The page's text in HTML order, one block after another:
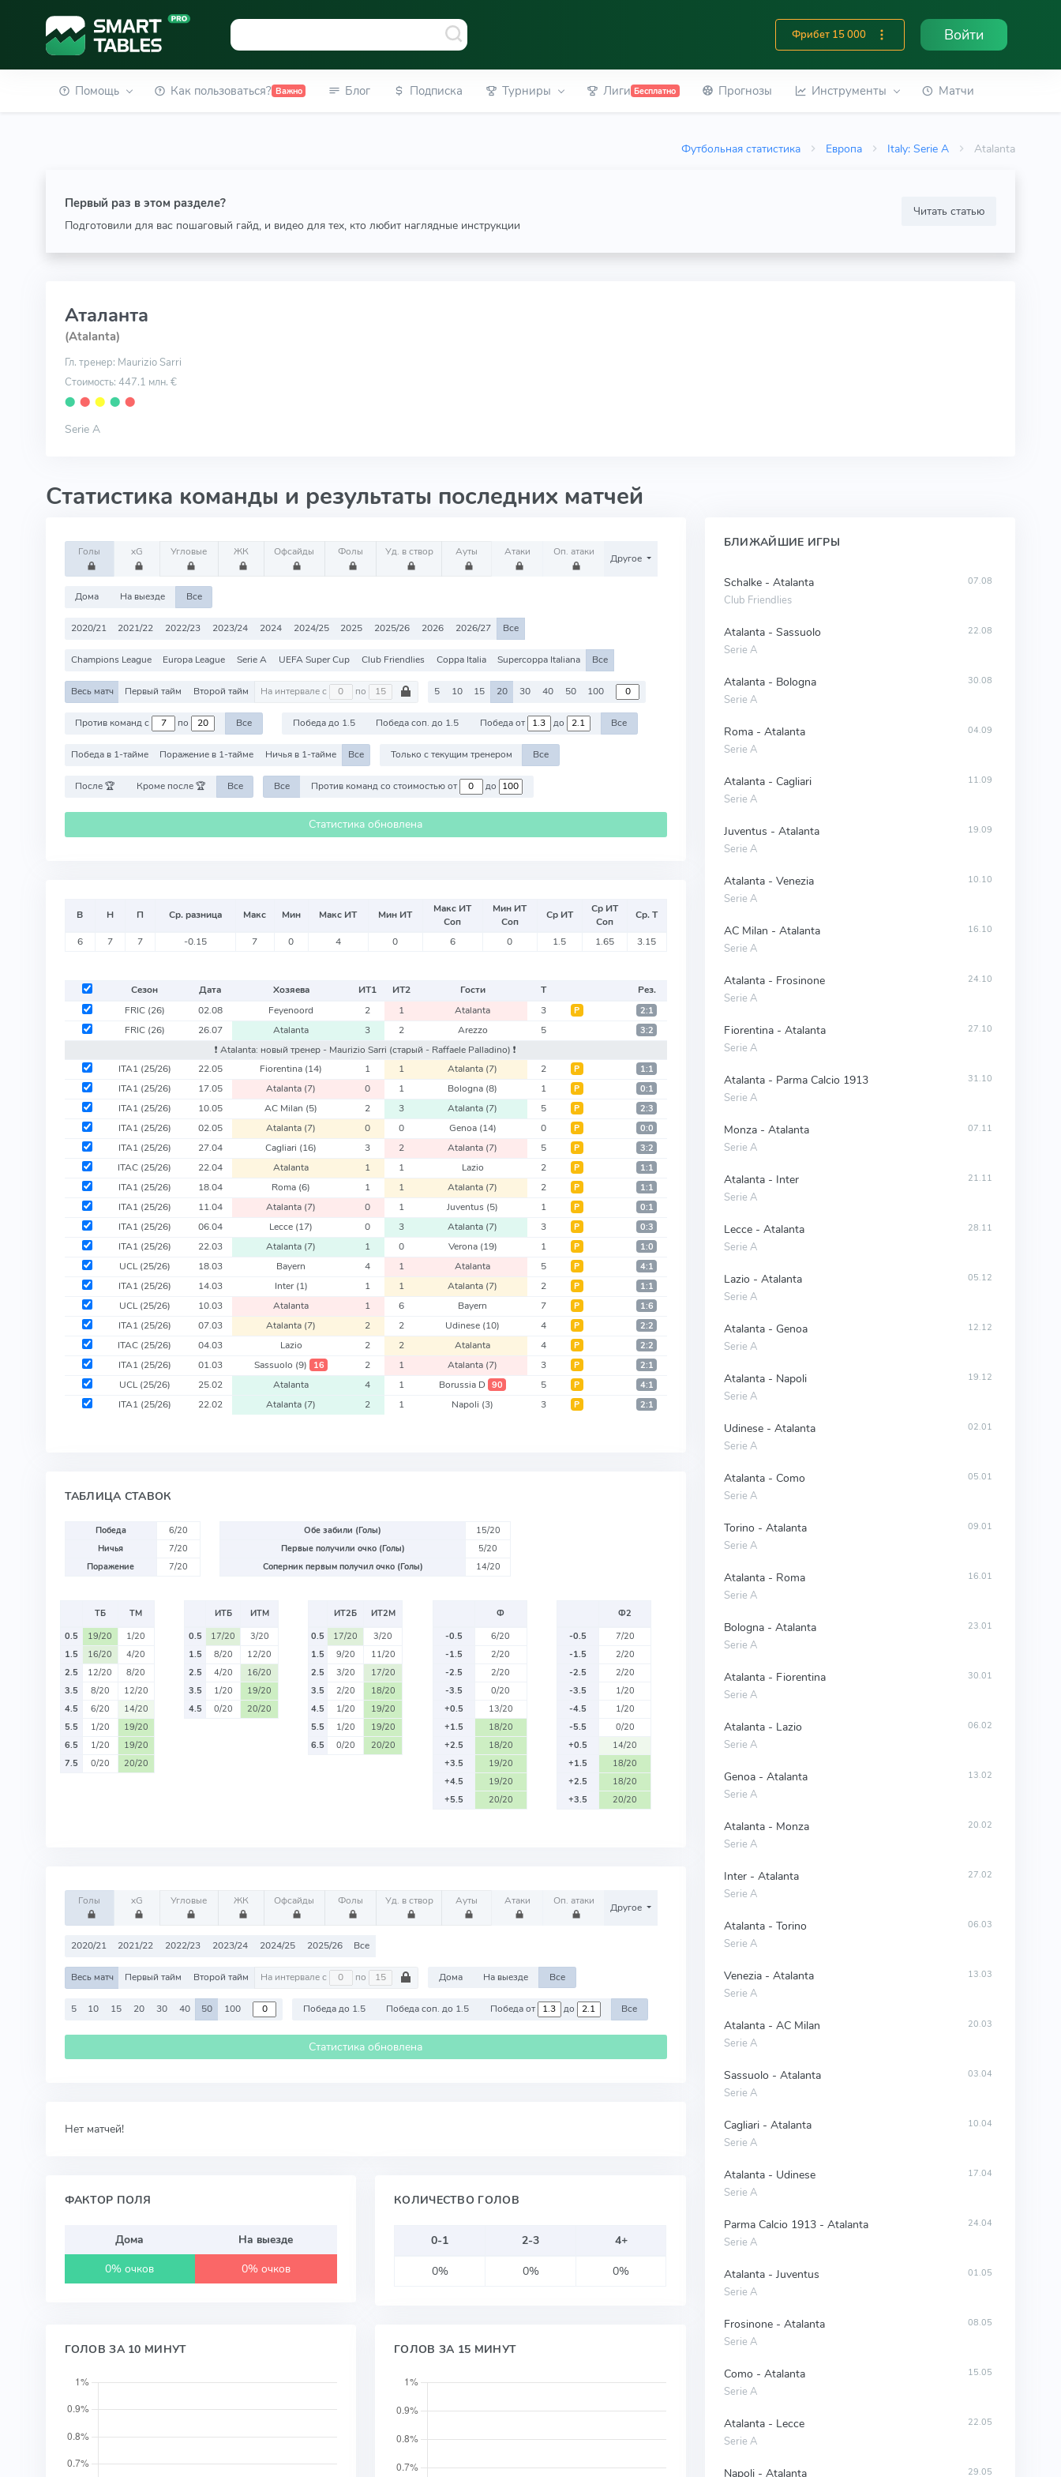
Фрибет 15 000 Войти
Помощь Как пользоваться? Важно Блог Подписка Турниры Лиги Бесплатно Прогнозы Инструменты Матчи
Футбольная статистика Европа Italy: Serie A Atalanta
Первый раз в этом разделе?
Подготовили для вас пошаговый гайд, и видео для тех, кто любит наглядные инструкции
Читать статью
Аталанта
(Atalanta)
Гл. тренер: Maurizio Sarri
Стоимость: 447.1 млн. €
⬤ ⬤ ⬤ ⬤ ⬤
Serie A
Статистика команды и результаты последних матчей
Голы xG Угловые ЖК Офсайды Фолы Уд. в створ Ауты Атаки Оп. атаки
Другое
Дома На выезде Все
2020/21 2021/22 2022/23 2023/24 2024 2024/25 2025 2025/26 2026 2026/27 Все
Champions League Europa League Serie A UEFA Super Cup Club Friendlies Coppa Italia Supercoppa Italiana Все
Весь матч Первый тайм Второй тайм На интервале с по 5 10 15 20 30 40 50 100
Против команд с по Все Победа до 1.5 Победа соп. до 1.5 Победа от до Все
Победа в 1-тайме Поражение в 1-тайме Ничья в 1-тайме Все Только с текущим тренером Все
После 🏆 Кроме после 🏆 Все Все Против команд со стоимостью от до
Статистика обновлена
В Н П Ср. разница Макс Мин Макс ИТ Мин ИТ
Макс ИТ
Соп
Мин ИТ
Соп
Ср ИТ
Ср ИТ
Соп
Ср. Т
6 7 7 -0.15 7 0 4 0 6 0 1.5 1.65 3.15
Сезон Дата Хозяева ИТ1 ИТ2 Гости Т
Рез.
FRIC (26) 02.08 Feyenoord 2 1 Atalanta 3 Р 2:1
FRIC (26) 26.07 Atalanta 3 2 Arezzo 5 3:2
❗️ Atalanta: новый тренер - Maurizio Sarri (старый - Raffaele Palladino) ❗️
ITA1 (25/26) 22.05 Fiorentina (14) 1 1 Atalanta (7) 2 Р 1:1
ITA1 (25/26) 17.05 Atalanta (7) 0 1 Bologna (8) 1 Р 0:1
ITA1 (25/26) 10.05 AC Milan (5) 2 3 Atalanta (7) 5 Р 2:3
ITA1 (25/26) 02.05 Atalanta (7) 0 0 Genoa (14) 0 Р 0:0
ITA1 (25/26) 27.04 Cagliari (16) 3 2 Atalanta (7) 5 Р 3:2
ITAC (25/26) 22.04 Atalanta 1 1 Lazio 2 Р 1:1
ITA1 (25/26) 18.04 Roma (6) 1 1 Atalanta (7) 2 Р 1:1
ITA1 (25/26) 11.04 Atalanta (7) 0 1 Juventus (5) 1 Р 0:1
ITA1 (25/26) 06.04 Lecce (17) 0 3 Atalanta (7) 3 Р 0:3
ITA1 (25/26) 22.03 Atalanta (7) 1 0 Verona (19) 1 Р 1:0
UCL(25/26) 18.03 Bayern 4 1 Atalanta 5 Р 4:1
ITA1 (25/26) 14.03 Inter(1) 1 1 Atalanta (7) 2 Р 1:1
UCL(25/26) 10.03 Atalanta 1 6 Bayern 7 Р 1:6
ITA1 (25/26) 07.03 Atalanta (7) 2 2 Udinese (10) 4 Р 2:2
ITAC (25/26) 04.03 Lazio 2 2 Atalanta 4 Р 2:2
ITA1 (25/26) 01.03 Sassuolo (9) 16 2 1 Atalanta (7) 3 Р 2:1
UCL(25/26) 25.02 Atalanta 4 1 Borussia D 90 5 Р 4:1
ITA1 (25/26) 22.02 Atalanta (7) 2 1 Napoli (3) 3 Р 2:1
ТАБЛИЦА СТАВОК
Победа
6/20
Ничья
7/20
Поражение
7/20
Обе забили (Голы)
15/20
Первые получили очко (Голы)
5/20
Соперник первым получил очко (Голы)
14/20
ТБ
ТМ
0.5
19/20
1/20
1.5
16/20
4/20
2.5
12/20
8/20
3.5
8/20
12/20
4.5
6/20
14/20
5.5
1/20
19/20
6.5
1/20
19/20
7.5
0/20 20/20
ИТБ
ИТМ
0.5
17/20
3/20
1.5
8/20
12/20
2.5
4/20
16/20
3.5
1/20
19/20
4.5
0/20 20/20
ИТ2Б
ИТ2М
0.5
17/20
3/20
1.5
9/20
11/20
2.5
3/20
17/20
3.5
2/20
18/20
4.5
1/20
19/20
5.5
1/20
19/20
6.5
0/20 20/20
Ф
-0.5
6/20
-1.5
2/20
-2.5
2/20
-3.5
0/20
+0.5
13/20
+1.5
18/20
+2.5
18/20
+3.5
19/20
+4.5
19/20
+5.5
20/20
Ф2
-0.5
7/20
-1.5
2/20
-2.5
2/20
-3.5
1/20
-4.5
1/20
-5.5
0/20
+0.5
14/20
+1.5
18/20
+2.5
18/20
+3.5
20/20
Голы xG Угловые ЖК Офсайды Фолы Уд. в створ Ауты Атаки Оп. атаки
Другое
2020/21 2021/22 2022/23 2023/24 2024/25 2025/26 Все
Весь матч Первый тайм Второй тайм На интервале с по Дома На выезде Все
5 10 15 20 30 40 50 100 Победа до 1.5 Победа соп. до 1.5 Победа от до Все
Статистика обновлена
Нет матчей!
ФАКТОР ПОЛЯ
Дома
На выезде
0% очков
0% очков
КОЛИЧЕСТВО ГОЛОВ
0-1 2-3
4+
0%
0% 0%
ГОЛОВ ЗА 10 МИНУТ ГОЛОВ ЗА 15 МИНУТ
БЛИЖАЙШИЕ ИГРЫ
Schalke - Atalanta
Club Friendlies
07.08
Atalanta - Sassuolo
Serie A
22.08
Atalanta - Bologna
Serie A
30.08
Roma - Atalanta
Serie A
04.09
Atalanta - Cagliari
Serie A
11.09
Juventus - Atalanta
Serie A
19.09
Atalanta - Venezia
Serie A
10.10
AC Milan - Atalanta
Serie A
16.10
Atalanta - Frosinone
Serie A
24.10
Fiorentina - Atalanta
Serie A
27.10
Atalanta - Parma Calcio 1913
Serie A
31.10
Monza - Atalanta
Serie A
07.11
Atalanta - Inter
Serie A
21.11
Lecce - Atalanta
Serie A
28.11
Lazio - Atalanta
Serie A
05.12
Atalanta - Genoa
Serie A
12.12
Atalanta - Napoli
Serie A
19.12
Udinese - Atalanta
Serie A
02.01
Atalanta - Como
Serie A
05.01
Torino - Atalanta
Serie A
09.01
Atalanta - Roma
Serie A
16.01
Bologna - Atalanta
Serie A
23.01
Atalanta - Fiorentina
Serie A
30.01
Atalanta - Lazio
Serie A
06.02
Genoa - Atalanta
Serie A
13.02
Atalanta - Monza
Serie A
20.02
Inter - Atalanta
Serie A
27.02
Atalanta - Torino
Serie A
06.03
Venezia - Atalanta
Serie A
13.03
Atalanta - AC Milan
Serie A
20.03
Sassuolo - Atalanta
Serie A
03.04
Cagliari - Atalanta
Serie A
10.04
Atalanta - Udinese
Serie A
17.04
Parma Calcio 1913 - Atalanta
Serie A
24.04
Atalanta - Juventus
Serie A
01.05
Frosinone - Atalanta
Serie A
08.05
Como - Atalanta
Serie A
15.05
Atalanta - Lecce
Serie A
22.05
Napoli - Atalanta 29.05